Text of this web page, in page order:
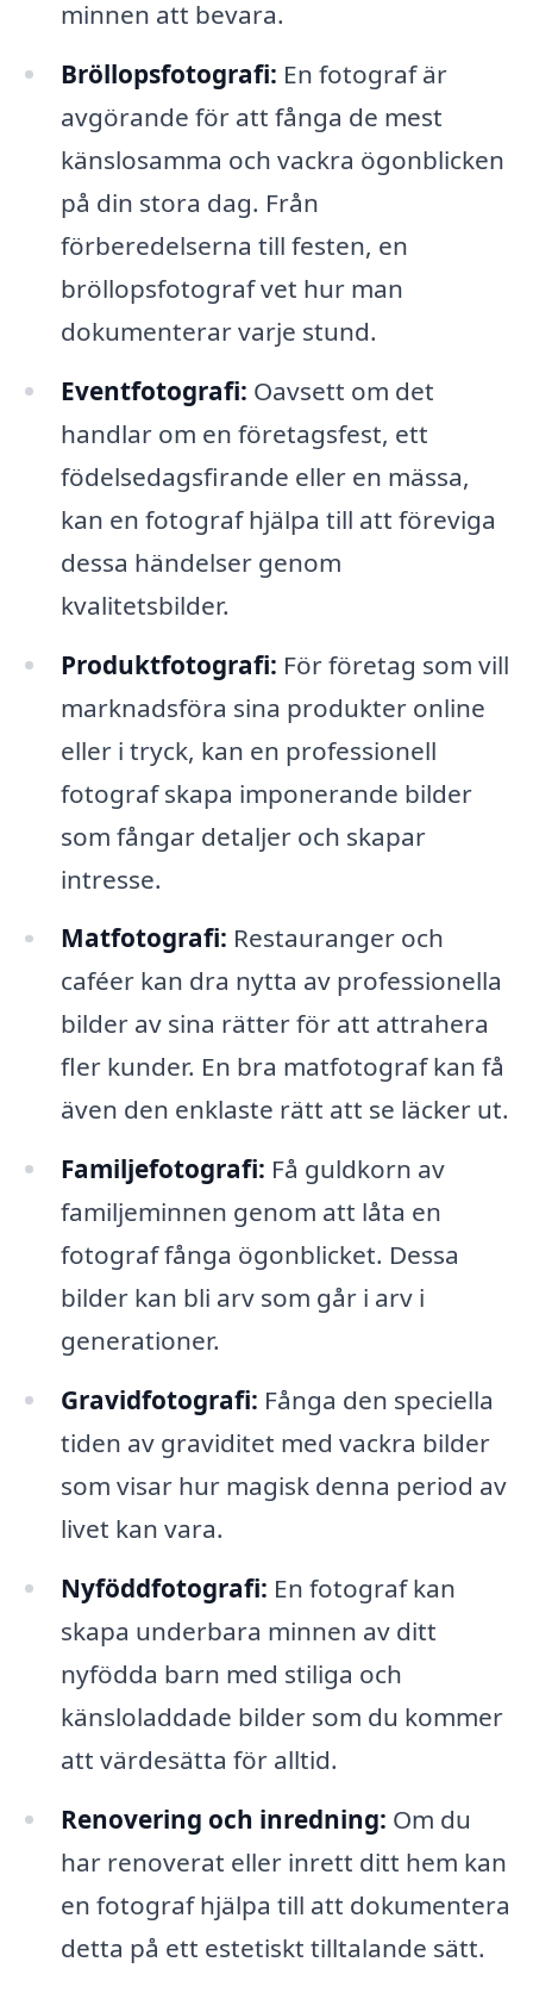
minnen att bevara.
Bröllopsfotografi: En fotograf är
avgörande för att fånga de mest
känslosamma och vackra ögonblicken
på din stora dag. Från
förberedelserna till festen, en
bröllopsfotograf vet hur man
dokumenterar varje stund.
Eventfotografi: Oavsett om det
handlar om en företagsfest, ett
födelsedagsfirande eller en mässa,
kan en fotograf hjälpa till att föreviga
dessa händelser genom
kvalitetsbilder.
Produktfotografi: För företag som vill
marknadsföra sina produkter online
eller i tryck, kan en professionell
fotograf skapa imponerande bilder
som fångar detaljer och skapar
intresse.
Matfotografi: Restauranger och
caféer kan dra nytta av professionella
bilder av sina rätter för att attrahera
fler kunder. En bra matfotograf kan få
även den enklaste rätt att se läcker ut.
Familjefotografi: Få guldkorn av
familjeminnen genom att låta en
fotograf fånga ögonblicket. Dessa
bilder kan bli arv som går i arv i
generationer.
Gravidfotografi: Fånga den speciella
tiden av graviditet med vackra bilder
som visar hur magisk denna period av
livet kan vara.
Nyföddfotografi: En fotograf kan
skapa underbara minnen av ditt
nyfödda barn med stiliga och
känsloladdade bilder som du kommer
att värdesätta för alltid.
Renovering och inredning: Om du
har renoverat eller inrett ditt hem kan
en fotograf hjälpa till att dokumentera
detta på ett estetiskt tilltalande sätt.